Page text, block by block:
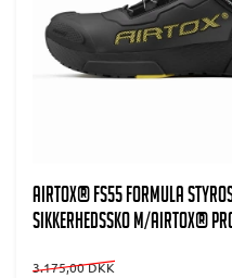
AIRTOX® FS55 Formula
Sikkerhedssko m/AIRTOX®
3.175,00 DKK